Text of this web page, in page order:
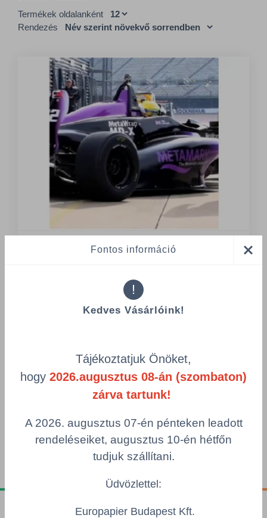
Termékek oldalanként
Rendezés
Anyag: cylinder cast PVC fólia, 50 μm
Ragasztó: MetaScape (légcsatornás),
Flat kraft, 140g/m2
Részletek
Fontos információ
!
Kedves Vásárlóink!
Tájékoztatjuk Önöket,
hogy 2026.augusztus 08-án (szombaton)
zárva tartunk!
A 2026. augusztus 07-én pénteken leadott
rendeléseiket, augusztus 10-én hétfőn
tudjuk szállítani.
Üdvözlettel:
Europapier Budapest Kft.